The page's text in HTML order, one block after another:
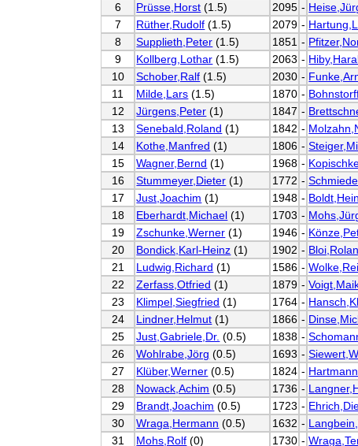
6
Prüsse,Horst (1.5) 2095 -
7
Rüther,Rudolf (1.5) 2079 -
8
Supplieth,Peter (1.5) 1851 -
9
Kollberg,Lothar (1.5) 2063 -
10
Schober,Ralf (1.5) 2030 -
11
Milde,Lars (1.5) 1870 -
12
Jürgens,Peter (1) 1847 -
13
Senebald,Roland (1) 1842 -
14
Kothe,Manfred (1) 1806 -
15
Wagner,Bernd (1) 1968 -
16
Stummeyer,Dieter (1) 1772 -
17
Just,Joachim (1) 1948 -
18
Eberhardt,Michael (1) 1703 -
19
Zschunke,Werner (1) 1946 -
20
Bondick,Karl-Heinz (1) 1902 -
21
Ludwig,Richard (1) 1586 -
22
Zerfass,Otfried (1) 1879 -
23
Klimpel,Siegfried (1) 1764 -
24
Lindner,Helmut (1) 1866 -
25
Just,Gabriele,Dr. (0.5) 1838 -
26
Wohlrabe,Jörg (0.5) 1693 -
27
Klüber,Werner (0.5) 1824 -
28
Nowack,Achim (0.5) 1736 -
29
Brandt,Joachim (0.5) 1723 -
30
Wraga,Hermann (0.5) 1632 -
31
Mohs,Rolf (0) 1730 -